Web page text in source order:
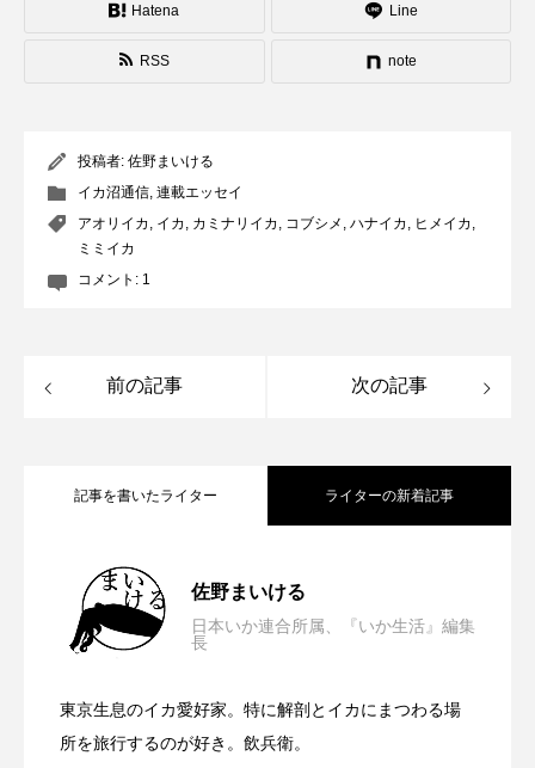
Hatena Line
RSS note
投稿者: 佐野まいける
イカ沼通信, 連載エッセイ
アオリイカ , イカ , カミナリイカ , コブシメ , ハナイカ , ヒメイカ ,
ミミイカ
コメント: 1
前の記事 次の記事
記事を書いたライター ライターの新着記事
佐野まいける
日本いか連合所属、『いか生活』編集
長
東京生息のイカ愛好家。特に解剖とイカにまつわる場
所を旅行するのが好き。飲兵衛。
2025.07.10
る』楽しみ｜イカ沼通信 Vol.1